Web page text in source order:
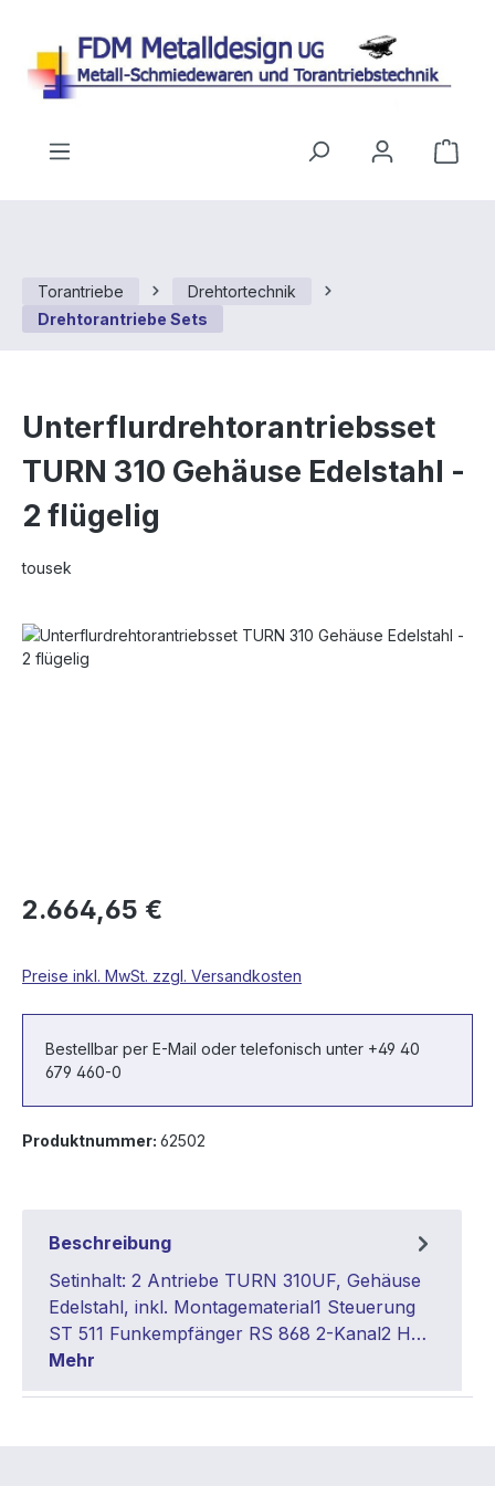
Torantriebe
Drehtortechnik
Drehtorantriebe Sets
Unterflurdrehtorantriebsset
TURN 310 Gehäuse Edelstahl -
2 flügelig
tousek
Bildergalerie überspringen
2.664,65 €
Preise inkl. MwSt. zzgl. Versandkosten
Bestellbar per E-Mail oder telefonisch unter +49 40
679 460-0
Produktnummer: 62502
Beschreibung
Setinhalt: 2 Antriebe TURN 310UF, Gehäuse
Edelstahl, inkl. Montagematerial1 Steuerung
ST 511 Funkempfänger RS 868 2-Kanal2 H…
Mehr